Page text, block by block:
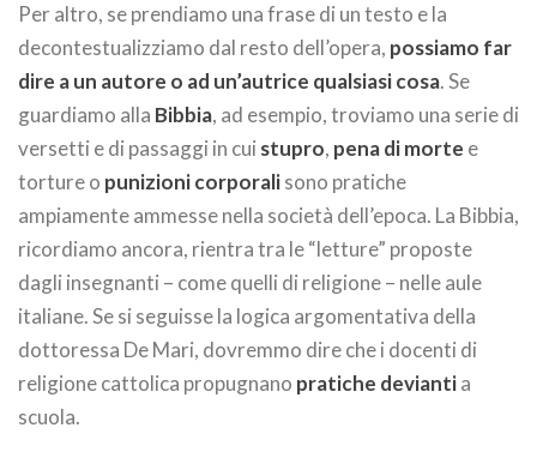
Per altro, se prendiamo una frase di un testo e la
decontestualizziamo dal resto dell’opera, possiamo far
dire a un autore o ad un’autrice qualsiasi cosa. Se
guardiamo alla Bibbia, ad esempio, troviamo una serie di
versetti e di passaggi in cui stupro, pena di morte e
torture o punizioni corporalisono pratiche
ampiamente ammesse nella società dell’epoca. La Bibbia,
ricordiamo ancora, rientra tra le “letture” proposte
dagli insegnanti – come quelli di religione – nelle aule
italiane. Se si seguisse la logica argomentativa della
dottoressa De Mari, dovremmo dire che i docenti di
religione cattolica propugnano pratiche deviantia
scuola.